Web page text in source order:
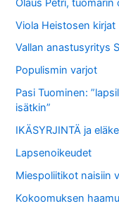
Viola Heistosen kirjat
Vallan anastusyritys
Populismin varjot
Pasi Tuominen:
isätkin”
IKÄSYRJINTÄ ja
Lapsenoikeudet
Miespoliitikot naisiin
Kokoomuksen